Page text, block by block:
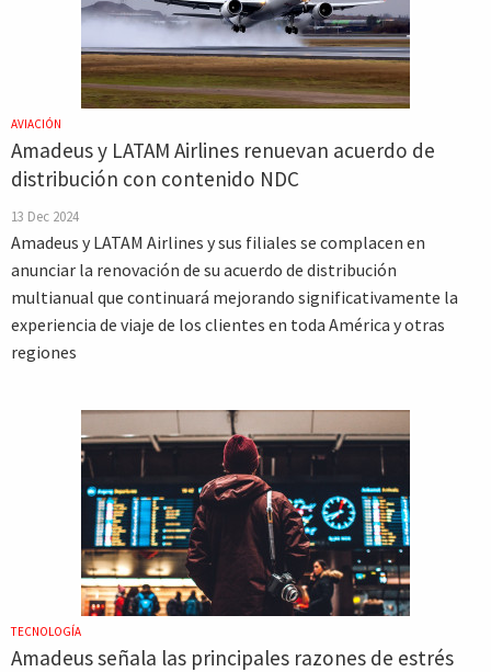
AVIACIÓN
Amadeus y LATAM Airlines renuevan acuerdo de
distribución con contenido NDC
13 Dec 2024
Amadeus y LATAM Airlines y sus filiales se complacen en
anunciar la renovación de su acuerdo de distribución
multianual que continuará mejorando significativamente la
experiencia de viaje de los clientes en toda América y otras
regiones
TECNOLOGÍA
Amadeus señala las principales razones de estrés